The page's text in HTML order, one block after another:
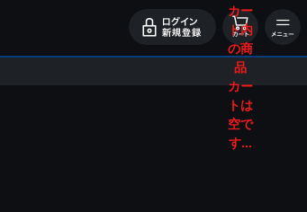
カー
ト内
の商
品
カー
トは
空で
す...